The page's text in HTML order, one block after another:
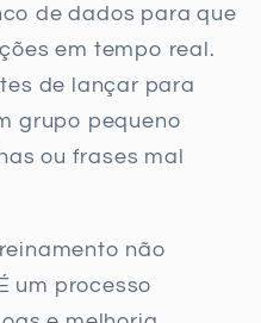
de dados para que
em tempo real.
de lançar para
grupo pequeno
ou frases mal
não
um processo